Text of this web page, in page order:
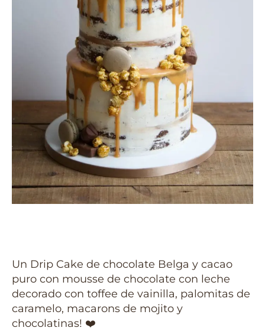
Un Drip Cake de chocolate Belga y cacao
puro con mousse de chocolate con leche
decorado con toffee de vainilla, palomitas de
caramelo, macarons de mojito y
chocolatinas! ❤️